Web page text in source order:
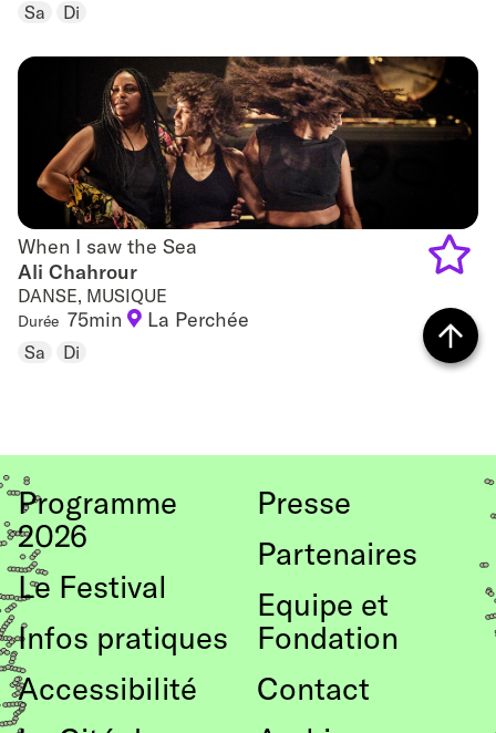
Sa Di
When I saw the Sea
When I saw the Sea
Ali Chahrour
DANSE, MUSIQUE
Durée 75min La Perchée
Sa Di
Add
to
le
Programme
2026
Le Festival
Infos pratiques
Accessibilité
Presse
Partenaires
Equipe et
Fondation
Contact